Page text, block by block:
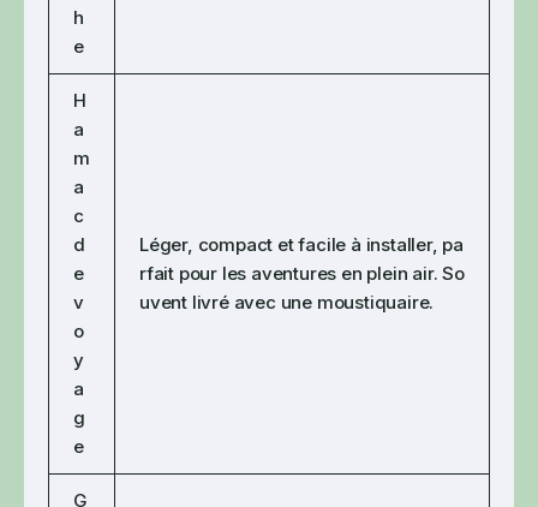
h
e
H
a
m
a
c
d
e
v
o
y
a
g
e
Léger, compact et facile à installer, pa
rfait pour les aventures en plein air. So
uvent livré avec une moustiquaire.
G